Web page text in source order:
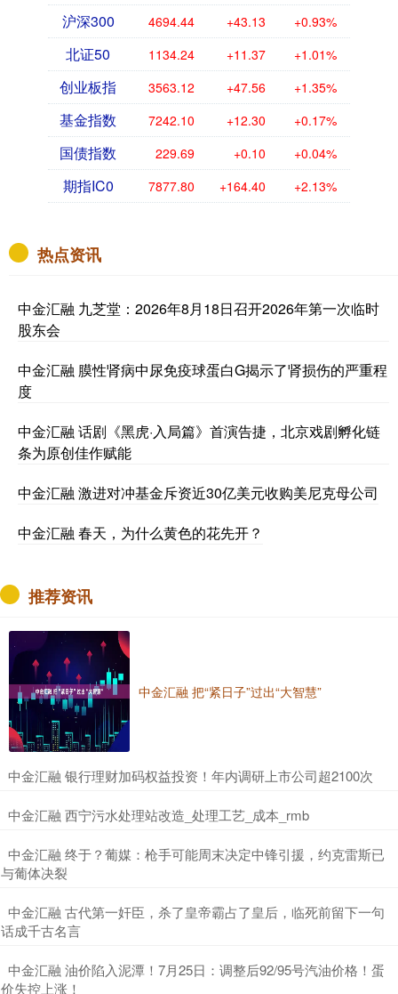
沪深300 4694.44 +43.13 +0.93%
北证50 1134.24 +11.37 +1.01%
创业板指 3563.12 +47.56 +1.35%
基金指数 7242.10 +12.30 +0.17%
国债指数 229.69 +0.10 +0.04%
期指IC0 7877.80 +164.40 +2.13%
热点资讯
中金汇融 九芝堂：2026年8月18日召开2026年第一次临时
股东会
中金汇融 膜性肾病中尿免疫球蛋白G揭示了肾损伤的严重程
度
中金汇融 话剧《黑虎·入局篇》首演告捷，北京戏剧孵化链
条为原创佳作赋能
中金汇融 激进对冲基金斥资近30亿美元收购美尼克母公司
中金汇融 春天，为什么黄色的花先开？
推荐资讯
中金汇融 把“紧日子”过出“大智慧”
​中金汇融 银行理财加码权益投资！年内调研上市公司超2100次
​中金汇融 西宁污水处理站改造_处理工艺_成本_rmb
​中金汇融 终于？葡媒：枪手可能周末决定中锋引援，约克雷斯已
与葡体决裂
​中金汇融 古代第一奸臣，杀了皇帝霸占了皇后，临死前留下一句
话成千古名言
​中金汇融 油价陷入泥潭！7月25日：调整后92/95号汽油价格！蛋
价失控上涨！